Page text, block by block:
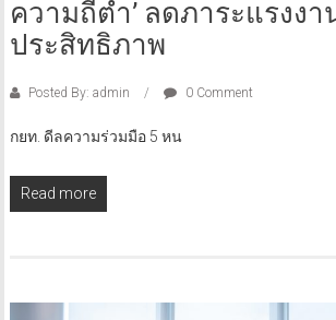
ความถี่ต่ำ’ ลดภาระแรงงา
ประสิทธิภาพ
Posted By: admin 0 Comment
กยท. ดีลความร่วมมือ 5 หน
Read more